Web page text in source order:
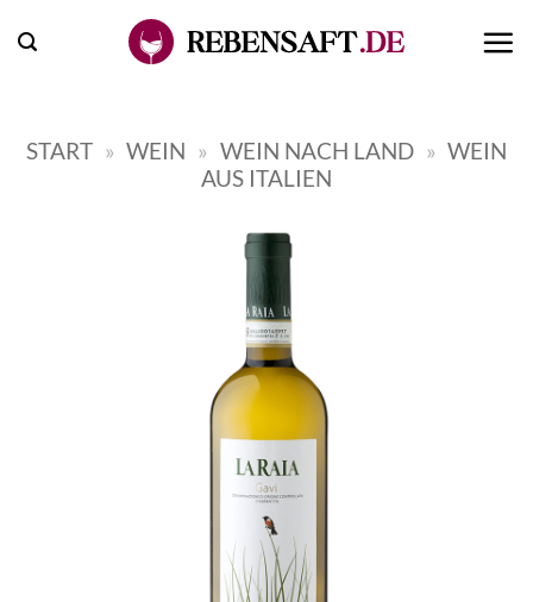
Inhalt
START » WEIN » WEIN NACH LAND » WEIN
AUS ITALIEN